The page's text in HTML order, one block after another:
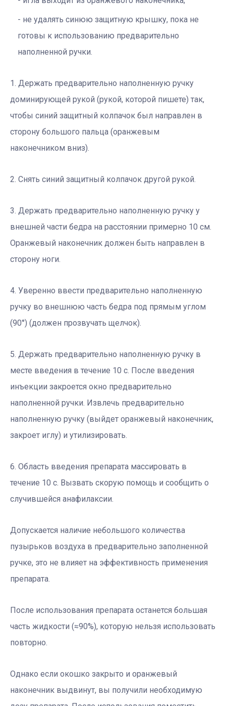
не удалять синюю защитную крышку, пока не
готовы к использованию предварительно
наполненной ручки.
1. Держать предварительно наполненную ручку
доминирующей рукой (рукой, которой пишете) так,
чтобы синий защитный колпачок был направлен в
сторону большого пальца (оранжевым
наконечником вниз).
2. Снять синий защитный колпачок другой рукой.
3. Держать предварительно наполненную ручку у
внешней части бедра на расстоянии примерно 10 см.
Оранжевый наконечник должен быть направлен в
сторону ноги.
4. Уверенно ввести предварительно наполненную
ручку во внешнюю часть бедра под прямым углом
(90°) (должен прозвучать щелчок).
5. Держать предварительно наполненную ручку в
месте введения в течение 10 с. После введения
инъекции закроется окно предварительно
наполненной ручки. Извлечь предварительно
наполненную ручку (выйдет оранжевый наконечник,
закроет иглу) и утилизировать.
6. Область введения препарата массировать в
течение 10 с. Вызвать скорую помощь и сообщить о
случившейся анафилаксии.
Допускается наличие небольшого количества
пузырьков воздуха в предварительно заполненной
ручке, это не влияет на эффективность применения
препарата.
После использования препарата останется большая
часть жидкости (≈90%), которую нельзя использовать
повторно.
Однако если окошко закрыто и оранжевый
наконечник выдвинут, вы получили необходимую